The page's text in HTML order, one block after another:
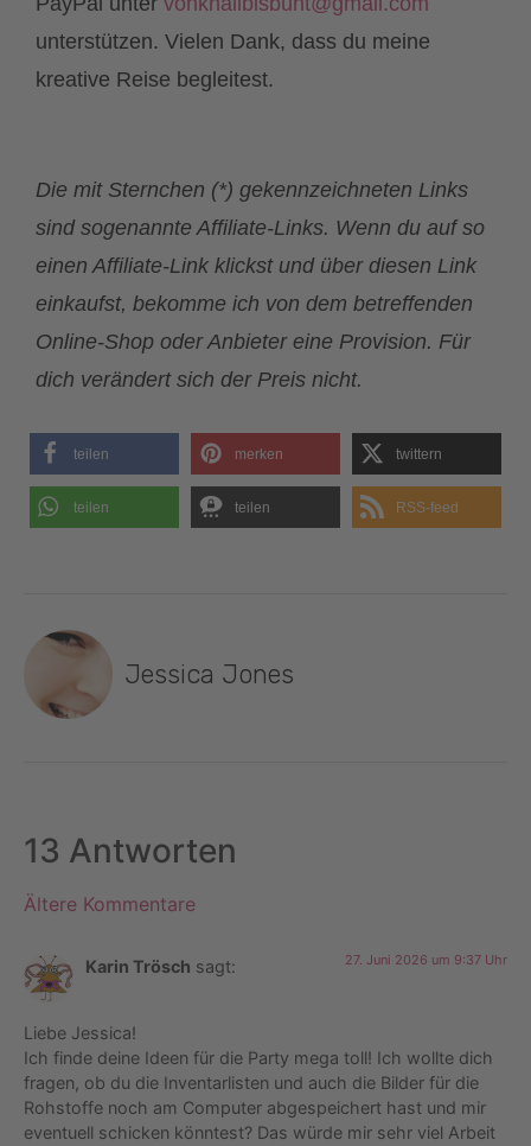
unterstützen. Vielen Dank, dass du meine
kreative Reise begleitest.
Die mit Sternchen (*) gekennzeichneten Links
sind sogenannte Affiliate-Links. Wenn du auf so
einen Affiliate-Link klickst und über diesen Link
einkaufst, bekomme ich von dem betreffenden
Online-Shop oder Anbieter eine Provision. Für
dich verändert sich der Preis nicht.
teilen merken twittern
teilen teilen RSS-feed
Jessica Jones
13 Antworten
Ältere Kommentare
Karin Trösch sagt: 27. Juni 2026 um 9:37 Uhr
Liebe Jessica!
Ich finde deine Ideen für die Party mega toll! Ich wollte dich
fragen, ob du die Inventarlisten und auch die Bilder für die
Rohstoffe noch am Computer abgespeichert hast und mir
eventuell schicken könntest? Das würde mir sehr viel Arbeit